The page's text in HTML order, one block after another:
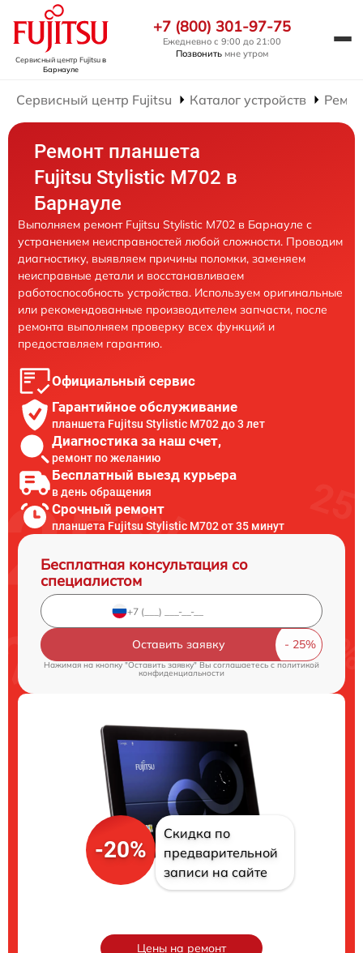
Сервисный центр Fujitsuв
Барнауле
+7 (800) 301-97-75
Ежедневно с 9:00 до 21:00
Позвонить мне утром
Сервисный центр Fujitsu Каталог устройств
Ремонт планшета
Fujitsu Stylistic M702 в
Барнауле
Выполняем ремонт Fujitsu Stylistic M702 в Барнауле с
устранением неисправностей любой сложности. Проводим
диагностику, выявляем причины поломки, заменяем
неисправные детали и восстанавливаем
работоспособность устройства. Используем оригинальные
или рекомендованные производителем запчасти, после
ремонта выполняем проверку всех функций и
предоставляем гарантию.
Официальный сервис
Гарантийное обслуживание
планшета Fujitsu Stylistic M702 до 3 лет
Диагностика за наш счет,
ремонт по желанию
Бесплатный выезд курьера
в день обращения
Срочный ремонт
планшета Fujitsu Stylistic M702 от 35 минут
Бесплатная консультация со
специалистом
Оставить заявку
Нажимая на кнопку "Оставить заявку" Вы соглашаетесь cполитикой
конфиденциальности
-20%
Скидка по
предварительной
записи на сайте
Цены на ремонт